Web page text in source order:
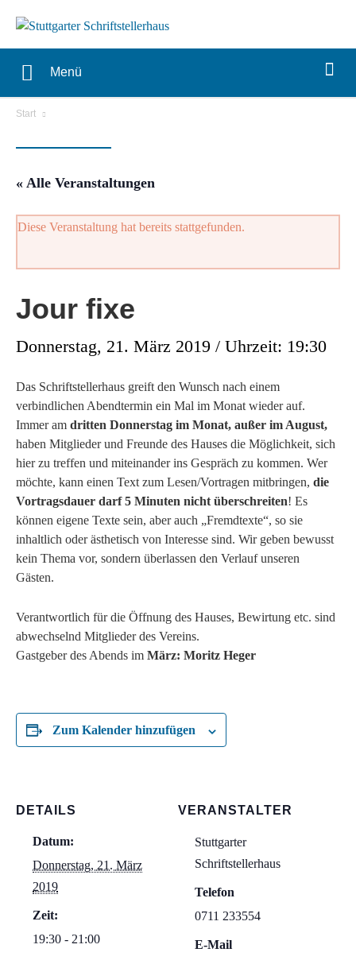
Menü
Start
« Alle Veranstaltungen
Diese Veranstaltung hat bereits stattgefunden.
Jour fixe
Donnerstag, 21. März 2019 / Uhrzeit: 19:30
Das Schriftstellerhaus greift den Wunsch nach einem
verbindlichen Abendtermin ein Mal im Monat wieder auf.
Immer am dritten Donnerstag im Monat, außer im August,
haben Mitglieder und Freunde des Hauses die Möglichkeit, sich
hier zu treffen und miteinander ins Gespräch zu kommen. Wer
möchte, kann einen Text zum Lesen/Vortragen mitbringen, die
Vortragsdauer darf 5 Minuten nicht überschreiten! Es
können eigene Texte sein, aber auch „Fremdtexte“, so sie
inhaltlich oder ästhetisch von Interesse sind. Wir geben bewusst
kein Thema vor, sondern überlassen den Verlauf unseren
Gästen.
Verantwortlich für die Öffnung des Hauses, Bewirtung etc. sind
abwechselnd Mitglieder des Vereins.
Gastgeber des Abends im März: Moritz Heger
Zum Kalender hinzufügen
DETAILS
Datum:
Donnerstag, 21. März
2019
Zeit:
19:30 - 21:00
VERANSTALTER
Stuttgarter
Schriftstellerhaus
Telefon
0711 233554
E-Mail